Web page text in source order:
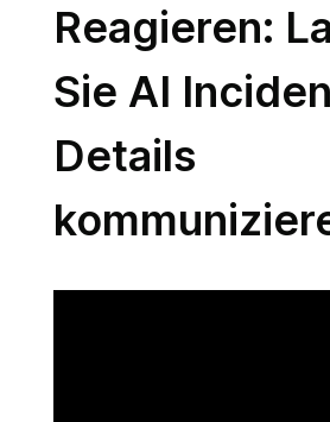
Reagieren:
Sie AI
Details